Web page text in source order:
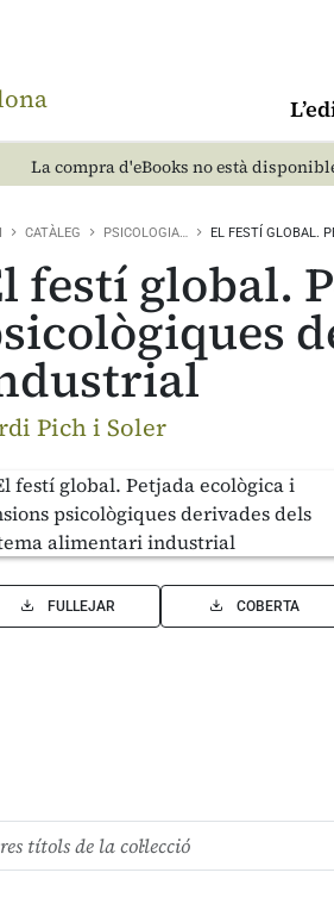
La compra d'eBooks no està
CATÀLEG PSICOLOGIA… EL FESTÍ GLOBAL.
festí global.
Pich i Soler
FULLEJAR COBERTA
títols de la col·lecció